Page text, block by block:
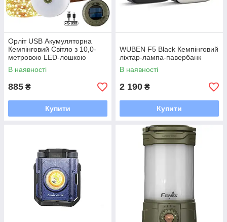
Орліт USB Акумуляторна
Кемпінговий Світло з 10,0-
метровою LED-лошкою
В наявності
885 ₴
Купити
WUBEN F5 Black Кемпінговий
ліхтар-лампа-павербанк
В наявності
2 190 ₴
Купити